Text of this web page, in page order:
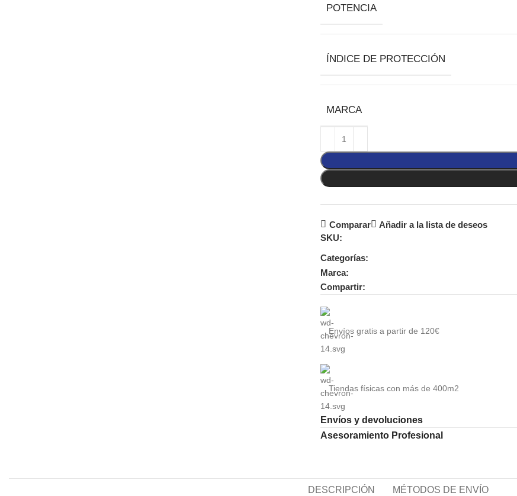
POTENCIA
ÍNDICE DE PROTECCIÓN
MARCA
Comparar
Añadir a la lista de deseos
SKU:
Categorías:
Marca:
Compartir:
Envíos gratis a partir de 120€
Tiendas físicas con más de 400m2
Envíos y devoluciones
Asesoramiento Profesional
DESCRIPCIÓN MÉTODOS DE ENVÍO